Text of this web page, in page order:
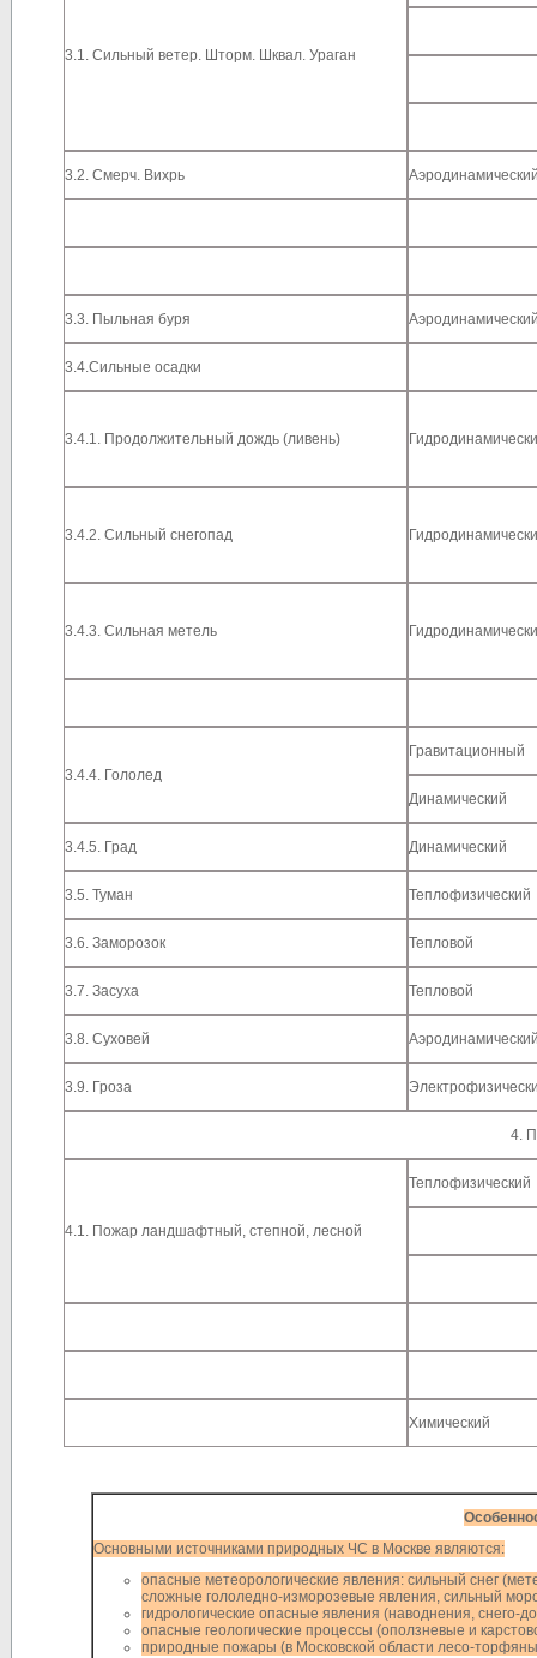
3.1. Сильный ветер. Шторм. Шквал. Ураган
3.2. Смерч. Вихрь
3.3. Пыльная буря
3.4.Сильные осадки
3.4.1. Продолжительный дождь (ливень)
3.4.2. Сильный снегопад
3.4.3. Сильная метель
3.4.4. Гололед
Гравитационный
Динамический
3.4.5. Град Динамический
3.5. Туман Теплофизический
3.6. Заморозок Тепловой
3.7. Засуха Тепловой
3.8. Суховей
3.9. Гроза
4.
4.1. Пожар ландшафтный, степной, лесной
Теплофизический
Химический
Основными источниками природных ЧС в Москве являются:
опасные метеорологические явления: сильный снег
сложные гололедно-изморозевые явления, сильный
гидрологические опасные явления (наводнения, снего-
опасные геологические процессы (оползневые и
природные пожары (в Московской области лесо-